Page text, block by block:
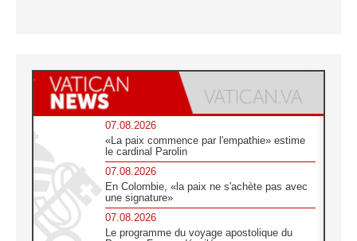
07.08.2026
«La paix commence par l'empathie» estime
le cardinal Parolin
07.08.2026
En Colombie, «la paix ne s'achète pas avec
une signature»
07.08.2026
Le programme du voyage apostolique du